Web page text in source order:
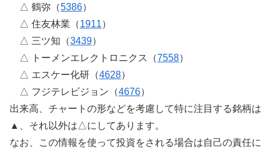
△ 鶴弥（5386）
△ 住友林業（1911）
△ 三ツ知（3439）
△ トーメンエレクトロニクス（7558）
△ エスケー化研（4628）
△ フジテレビジョン（4676）
出来高、チャートの形などを考慮して特に注目する銘柄は
▲、それ以外は△にしてあります。
なお、この情報を使って投資をされる場合は自己の責任に